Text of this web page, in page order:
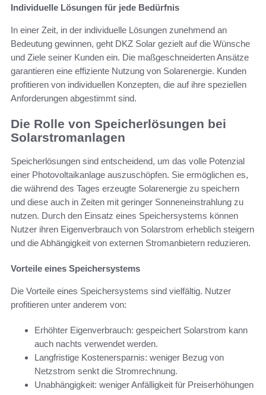
Individuelle Lösungen für jede Bedürfnis
In einer Zeit, in der individuelle Lösungen zunehmend an
Bedeutung gewinnen, geht DKZ Solar gezielt auf die Wünsche
und Ziele seiner Kunden ein. Die maßgeschneiderten Ansätze
garantieren eine effiziente Nutzung von Solarenergie. Kunden
profitieren von individuellen Konzepten, die auf ihre speziellen
Anforderungen abgestimmt sind.
Die Rolle von Speicherlösungen bei
Solarstromanlagen
Speicherlösungen sind entscheidend, um das volle Potenzial
einer Photovoltaikanlage auszuschöpfen. Sie ermöglichen es,
die während des Tages erzeugte Solarenergie zu speichern
und diese auch in Zeiten mit geringer Sonneneinstrahlung zu
nutzen. Durch den Einsatz eines Speichersystems können
Nutzer ihren Eigenverbrauch von Solarstrom erheblich steigern
und die Abhängigkeit von externen Stromanbietern reduzieren.
Vorteile eines Speichersystems
Die Vorteile eines Speichersystems sind vielfältig. Nutzer
profitieren unter anderem von:
Erhöhter Eigenverbrauch: gespeichert Solarstrom kann
auch nachts verwendet werden.
Langfristige Kostenersparnis: weniger Bezug von
Netzstrom senkt die Stromrechnung.
Unabhängigkeit: weniger Anfälligkeit für Preiserhöhungen